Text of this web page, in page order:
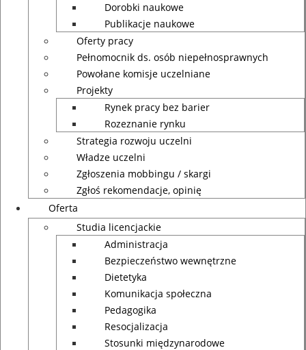
Dorobki naukowe
Publikacje naukowe
Oferty pracy
Pełnomocnik ds. osób niepełnosprawnych
Powołane komisje uczelniane
Projekty
Rynek pracy bez barier
Rozeznanie rynku
Strategia rozwoju uczelni
Władze uczelni
Zgłoszenia mobbingu / skargi
Zgłoś rekomendacje, opinię
Oferta
Studia licencjackie
Administracja
Bezpieczeństwo wewnętrzne
Dietetyka
Komunikacja społeczna
Pedagogika
Resocjalizacja
Stosunki międzynarodowe